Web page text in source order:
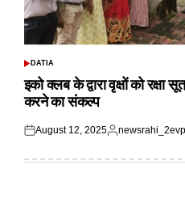
POSTED
DATIA
इको क्लब के द्वारा वृक्षों को रक्षा
करने का संकल्प
Posted
August 12, 2025
Posted